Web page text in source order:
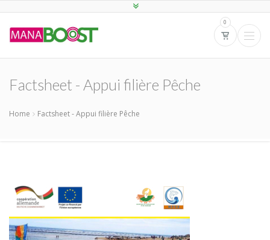
0
Factsheet - Appui filière Pêche
Home Factsheet - Appui filière Pêche